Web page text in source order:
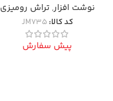
نوشت افزار,تراش رومیزی
کد کالا:JM735
پیش سفارش